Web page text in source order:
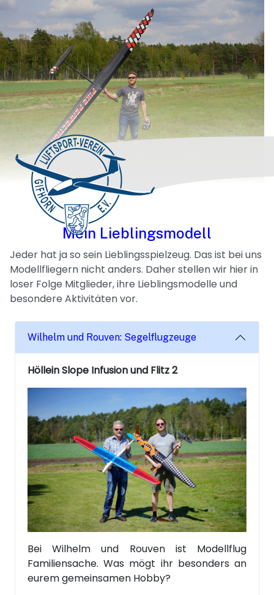
Mein Lieblingsmodell
Jeder hat ja so sein Lieblingsspielzeug. Das ist bei uns
Modellfliegern nicht anders. Daher stellen wir hier in
loser Folge Mitglieder, ihre Lieblingsmodelle und
besondere Aktivitäten vor.
Wilhelm und Rouven: Segelflugzeuge
Höllein Slope Infusion und Flitz 2
Bei Wilhelm und Rouven ist Modellflug
Familiensache. Was mögt ihr besonders an
eurem gemeinsamen Hobby?